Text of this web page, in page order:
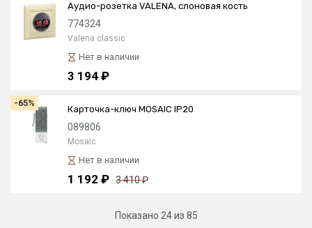
Аудио-розетка VALENA, слоновая кость
774324
Valena classic
Нет в наличии
3 194 ₽
-65%
Карточка-ключ MOSAIC IP20
089806
Mosaic
Нет в наличии
1 192 ₽ 3 410 ₽
Показано 24из 85